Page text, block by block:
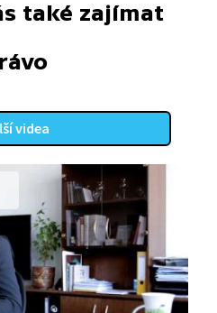
také zajímat
videa